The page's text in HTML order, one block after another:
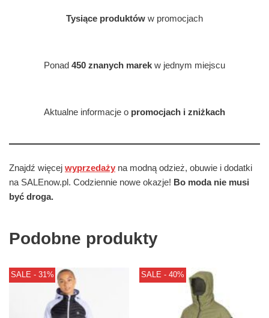
Tysiące produktów w promocjach
Ponad 450 znanych marek w jednym miejscu
Aktualne informacje o promocjach i zniżkach
Znajdź więcej wyprzedaży na modną odzież, obuwie i dodatki
na SALEnow.pl. Codziennie nowe okazje! Bo moda nie musi
być droga.
Podobne produkty
SALE - 31% SALE - 40%